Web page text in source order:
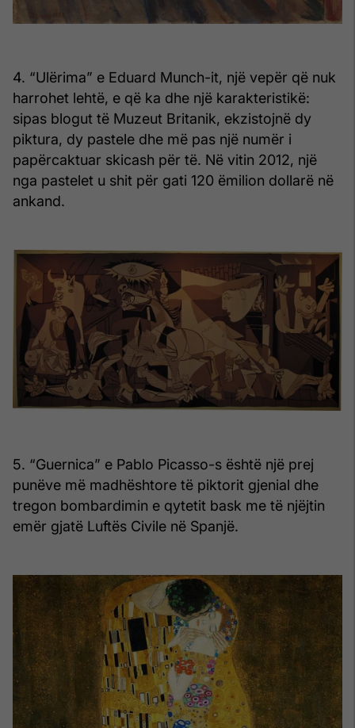
4. “Ulërima” e Eduard Munch-it, një vepër që nuk
harrohet lehtë, e që ka dhe një karakteristikë:
sipas blogut të Muzeut Britanik, ekzistojnë dy
piktura, dy pastele dhe më pas një numër i
papërcaktuar skicash për të. Në vitin 2012, një
nga pastelet u shit për gati 120 ëmilion dollarë në
ankand.
5. “Guernica” e Pablo Picasso-s është një prej
punëve më madhështore të piktorit gjenial dhe
tregon bombardimin e qytetit bask me të njëjtin
emër gjatë Luftës Civile në Spanjë.